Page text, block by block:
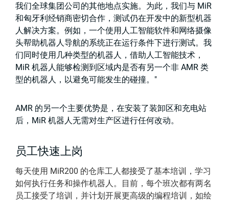
我们全球集团公司的其他地点实施。为此，我们与 MiR
和匈牙利经销商密切合作，测试仍在开发中的新型机器
人解决方案。例如，一个使用人工智能软件和网络摄像
头帮助机器人导航的系统正在运行条件下进行测试。我
们同时使用几种类型的机器人，借助人工智能技术，
MiR 机器人能够检测到区域内是否有另一个非 AMR 类
型的机器人，以避免可能发生的碰撞。"
AMR 的另一个主要优势是，在安装了装卸区和充电站
后，MiR 机器人无需对生产区进行任何改动。
员工快速上岗
每天使用 MiR200 的仓库工人都接受了基本培训，学习
如何执行任务和操作机器人。目前，每个班次都有两名
员工接受了培训，并计划开展更高级的编程培训，如绘